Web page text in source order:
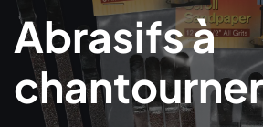
Abrasifs à
chantourner